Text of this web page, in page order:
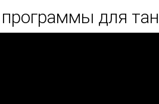
для